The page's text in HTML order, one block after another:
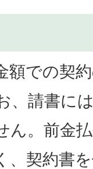
額での契
、請書に
ん。前金
、契約書